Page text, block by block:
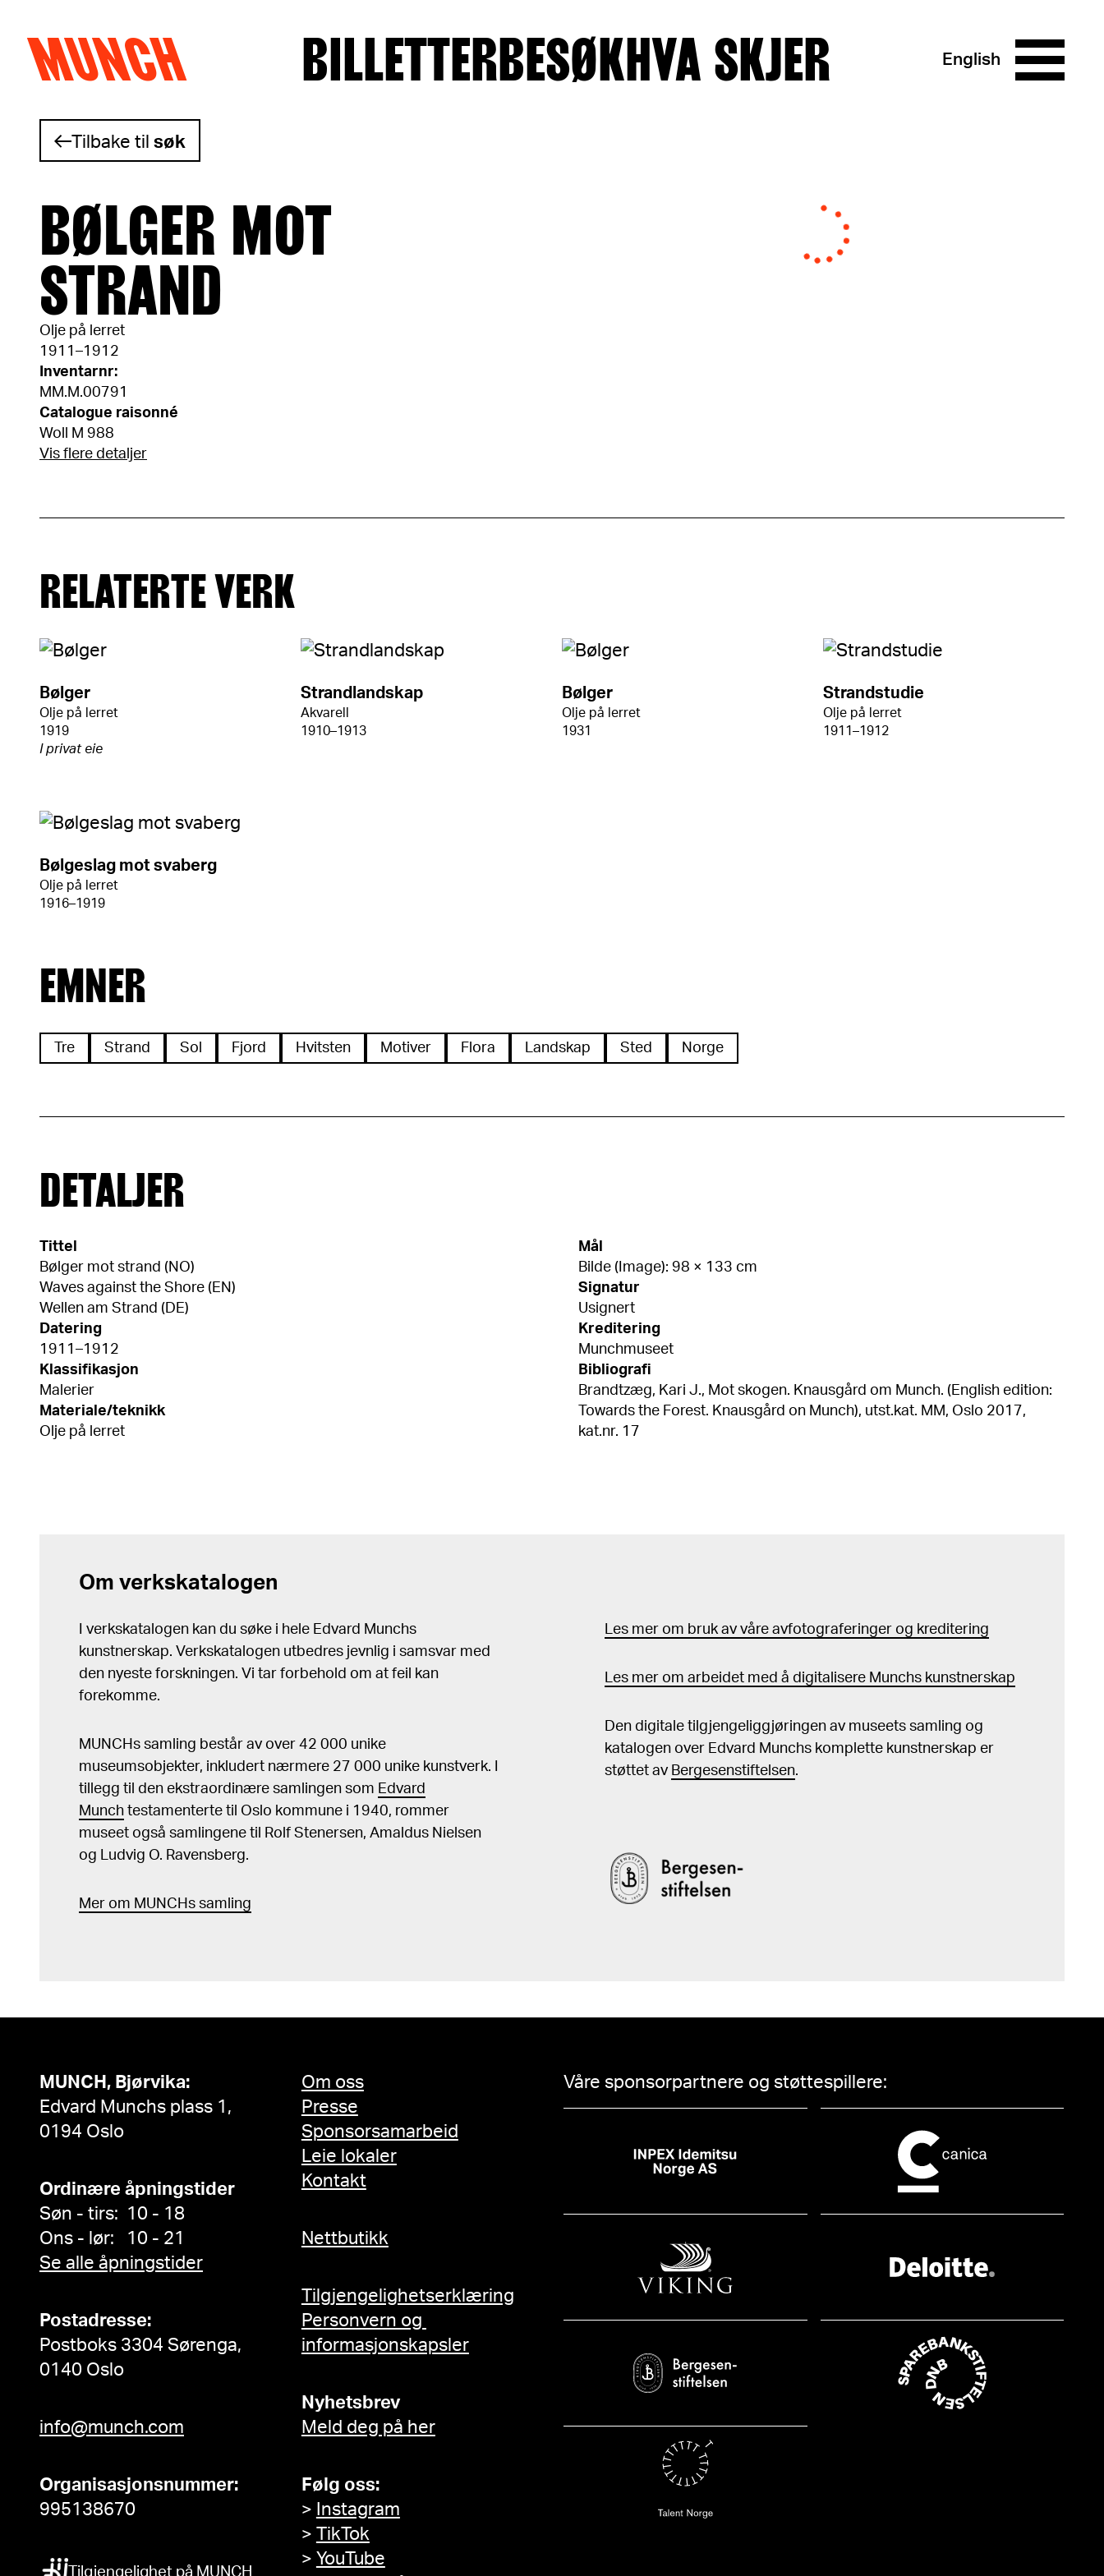
Hopp til innhold
MUNCH BILLETTERBESØKHVA SKJER English
Tilbake tilsøk
BØLGER MOT
STRAND
Olje på lerret
1911–1912
Inventarnr:
MM.M.00791
Catalogue raisonné
Woll M 988
Vis flere detaljer
RELATERTE VERK
Bølger
Olje på lerret
1919
I privat eie
Strandlandskap
Akvarell
1910–1913
Bølger
Olje på lerret
1931
Strandstudie
Olje på lerret
1911–1912
Bølgeslag mot svaberg
Olje på lerret
1916–1919
EMNER
Tre Strand Sol Fjord Hvitsten Motiver Flora Landskap Sted Norge
DETALJER
Tittel
Bølger mot strand (NO)
Waves against the Shore (EN)
Wellen am Strand (DE)
Datering
1911–1912
Klassifikasjon
Malerier
Materiale/teknikk
Olje på lerret
Mål
Bilde (Image): 98 × 133 cm
Signatur
Usignert
Kreditering
Munchmuseet
Bibliografi
Brandtzæg, Kari J., Mot skogen. Knausgård om Munch. (English edition:
Towards the Forest. Knausgård on Munch), utst.kat. MM, Oslo 2017,
kat.nr. 17
Om verkskatalogen
I verkskatalogen kan du søke i hele Edvard Munchs
kunstnerskap. Verkskatalogen utbedres jevnlig i samsvar med
den nyeste forskningen. Vi tar forbehold om at feil kan
forekomme.
MUNCHs samling består av over 42 000 unike
museumsobjekter, inkludert nærmere 27 000 unike kunstverk. I
tillegg til den ekstraordinære samlingen som Edvard
Munch testamenterte til Oslo kommune i 1940, rommer
museet også samlingene til Rolf Stenersen, Amaldus Nielsen
og Ludvig O. Ravensberg.
Mer om MUNCHs samling
Les mer om bruk av våre avfotograferinger og kreditering
Les mer om arbeidet med å digitalisere Munchs kunstnerskap
Den digitale tilgjengeliggjøringen av museets samling og
katalogen over Edvard Munchs komplette kunstnerskap er
støttet av Bergesenstiftelsen.
MUNCH, Bjørvika:
Edvard Munchs plass 1,
0194 Oslo
Ordinære åpningstider
Søn - tirs: 10 - 18
Ons - lør: 10 - 21
Se alle åpningstider
Postadresse:
Postboks 3304 Sørenga,
0140 Oslo
info@munch.com
Organisasjonsnummer:
995138670
Tilgjengelighet på MUNCH
Om oss
Presse
Sponsorsamarbeid
Leie lokaler
Kontakt
Nettbutikk
Tilgjengelighetserklæring
Personvern og
informasjonskapsler
Nyhetsbrev
Meld deg på her
Følg oss:
> Instagram
> TikTok
> YouTube
Våre sponsorpartnere og støttespillere: